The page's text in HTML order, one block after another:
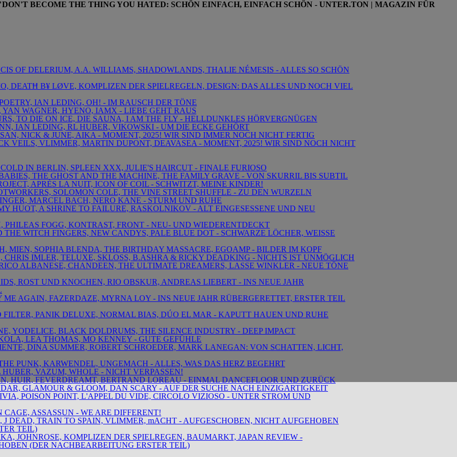
BECOME THE THING YOU HATED: SCHÖN EINFACH, EINFACH SCHÖN - UNTER.TON | MAGAZIN FÜR
OF DELERIUM, A.A. WILLIAMS, SHADOWLANDS, THALIE NÉMESIS - ALLES SO SCHÖN
DEATĦ B¥ LØVE, KOMPLIZEN DER SPIELREGELN, DESIGN: DAS ALLES UND NOCH VIEL
IAN LEDING, OH! - IM RAUSCH DER TÖNE
WAGNER, HYENO, IAMX - LIEBE GEHT RAUS
TO DIE ON ICE, DIE SAUNA, I AM THE FLY - HELLDUNKLES HÖRVERGNÜGEN
IAN LEDING, RL HUBER, VIKOWSKI - UM DIE ECKE GEHÖRT
NICK & JUNE, AIKA - MOMENT, 2025! WIR SIND IMMER NOCH NICHT FERTIG
VEILS, VLIMMER, MARTIN DUPONT, DEAVASEA - MOMENT, 2025! WIR SIND NOCH NICHT
IN BERLIN, SPLEEN XXX, JULIE'S HAIRCUT - FINALE FURIOSO
THE GHOST AND THE MACHINE, THE FAMILY GRAVE - VON SKURRIL BIS SUBTIL
APRÈS LA NUIT, ICON OF COIL - SCHWITZT, MEINE KINDER!
SOLOMON COLE, THE VINE STREET SHUFFLE - ZU DEN WURZELN
MARCEL BACH, NERO KANE - STURM UND RUHE
HUOT, A SHRINE TO FAILURE, RASKOLNIKOV - ALT EINGESESSENE UND NEU
FOGG, KONTRAST, FRONT - NEU- UND WIEDERENTDECKT
THE WITCH FINGERS, NEW CANDYS, PALE BLUE DOT - SCHWARZE LÖCHER, WEISSE
MIEN, SOPHIA BLENDA, THE BIRTHDAY MASSACRE, EGOAMP - BILDER IM KOPF
CHRIS IMLER, TELUXE, SKLOSS, B.ASHRA & RICKY DEADKING - NICHTS IST UNMÖGLICH
ALBANESE, CHANDEEN, THE ULTIMATE DREAMERS, LASSE WINKLER - NEUE TÖNE
ROST UND KNOCHEN, RIO OBSKUR, ANDREAS LIEBERT - INS NEUE JAHR
ME AGAIN, FAZERDAZE, MYRNA LOY - INS NEUE JAHR RÜBERGERETTET, ERSTER TEIL
PANIK DELUXE, NORMAL BIAS, DÚO EL MAR - KAPUTT HAUEN UND RUHE
YODELICE, BLACK DOLDRUMS, THE SILENCE INDUSTRY - DEEP IMPACT
LEA THOMAS, MO KENNEY - GUTE GEFÜHLE
DINA SUMMER, ROBERT SCHROEDER, MARK LANEGAN: VON SCHATTEN, LICHT,
PUNK, KARWENDEL, UNGEMACH - ALLES, WAS DAS HERZ BEGEHRT
VAZUM, WHOLE - NICHT VERPASSEN!
HUIR, FEVERDREAMT, BERTRAND LOREAU - EINMAL DANCEFLOOR UND ZURÜCK
GLAMOUR & GLOOM, DAN SCARY - AUF DER SUCHE NACH EINZIGARTIGKEIT
POISON POINT, L'APPEL DU VIDE, CIRCOLO VIZIOSO - UNTER STROM UND
ASSASSUN - WE ARE DIFFERENT!
J DEAD, TRAIN TO SPAIN, VLIMMER, mACHT - AUFGESCHOBEN, NICHT AUFGEHOBEN
TEIL)
JOHNROSE, KOMPLIZEN DER SPIELREGEN, BAUMARKT, JAPAN REVIEW -
(DER NACHBEARBEITUNG ERSTER TEIL)